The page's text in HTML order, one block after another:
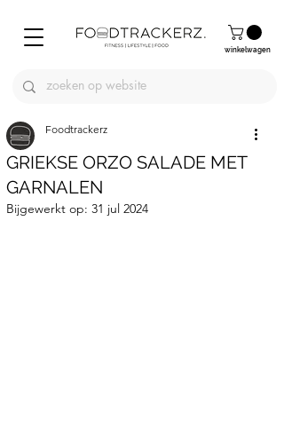
winkelwagen
GRIEKSE ORZO SALADE MET
GARNALEN
Foodtrackerz
Bijgewerkt op: 31 jul 2024